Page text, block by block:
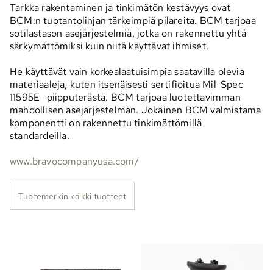
Tarkka rakentaminen ja tinkimätön kestävyys ovat
BCM:n tuotantolinjan tärkeimpiä pilareita. BCM tarjoaa
sotilastason asejärjestelmiä, jotka on rakennettu yhtä
särkymättömiksi kuin niitä käyttävät ihmiset.
He käyttävät vain korkealaatuisimpia saatavilla olevia
materiaaleja, kuten itsenäisesti sertifioitua Mil-Spec
11595E -piipputerästä. BCM tarjoaa luotettavimman
mahdollisen asejärjestelmän. Jokainen BCM valmistama
komponentti on rakennettu tinkimättömillä
standardeilla.
www.bravocompanyusa.com/
Tuotemerkin kaikki tuotteet